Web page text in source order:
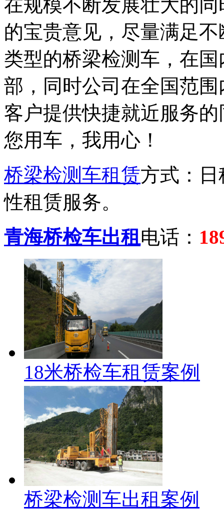
在规模不断发展壮大的
的宝贵意见，尽量满足
类型的桥梁检测车，在
部，同时公司在全国范
客户提供快捷就近服务
您用车，我用心！
桥梁检测车租赁方式：
性租赁服务。
青海桥检车出租 电话：
18米桥检车租赁案例
桥梁检测车出租案例